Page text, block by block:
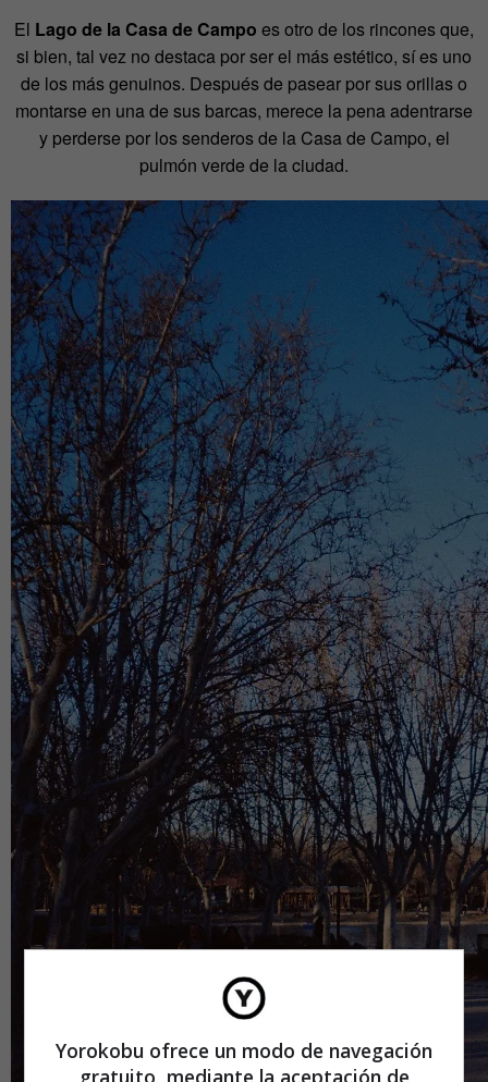
El Lago de la Casa de Campo es otro de los rincones que,
si bien, tal vez no destaca por ser el más estético, sí es uno
de los más genuinos. Después de pasear por sus orillas o
montarse en una de sus barcas, merece la pena adentrarse
y perderse por los senderos de la Casa de Campo, el
pulmón verde de la ciudad.
Yorokobu ofrece un modo de navegación
gratuito, mediante la aceptación de